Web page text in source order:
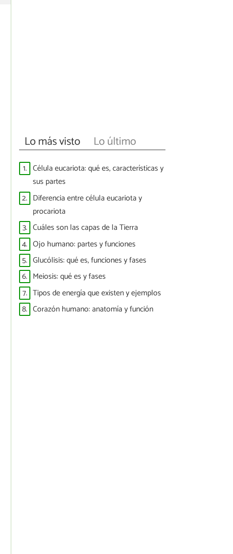
Lo más visto Lo último
1. Célula eucariota: qué es, características y
sus partes
2. Diferencia entre célula eucariota y
procariota
3. Cuáles son las capas de la Tierra
4. Ojo humano: partes y funciones
5. Glucólisis: qué es, funciones y fases
6. Meiosis: qué es y fases
7. Tipos de energía que existen y ejemplos
8. Corazón humano: anatomía y función